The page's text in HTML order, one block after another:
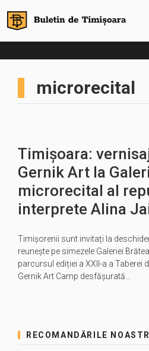
microrecital
Timișoara:
Gernik Art la
microrecital al
interprete Alina
Timișorenii sunt invitați la
reunește pe simezele Galeriei
parcursul ediției a XXII-a a Taberei
Gernik Art Camp desfăşurată…
RECOMANDĂRILE